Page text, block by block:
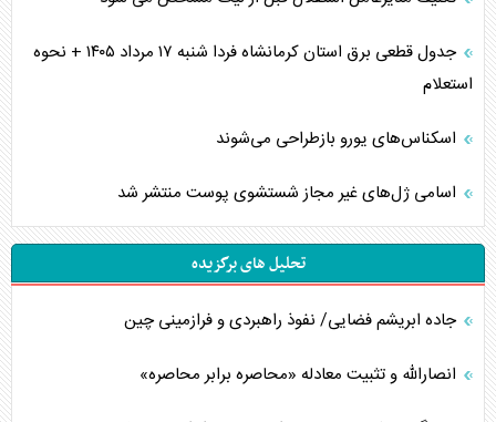
جدول قطعی برق استان کرمانشاه فردا شنبه ۱۷ مرداد ۱۴۰۵ + نحوه
استعلام
اسکناس‌های یورو بازطراحی می‌شوند
اسامی ژل‌های غیر مجاز شستشوی پوست منتشر شد
تحلیل های برگزیده
جاده ابریشم فضایی/ نفوذ راهبردی و فرازمینی چین
انصارالله و تثبیت معادله «محاصره برابر محاصره»